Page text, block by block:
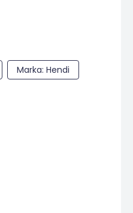
Marka: Hendi